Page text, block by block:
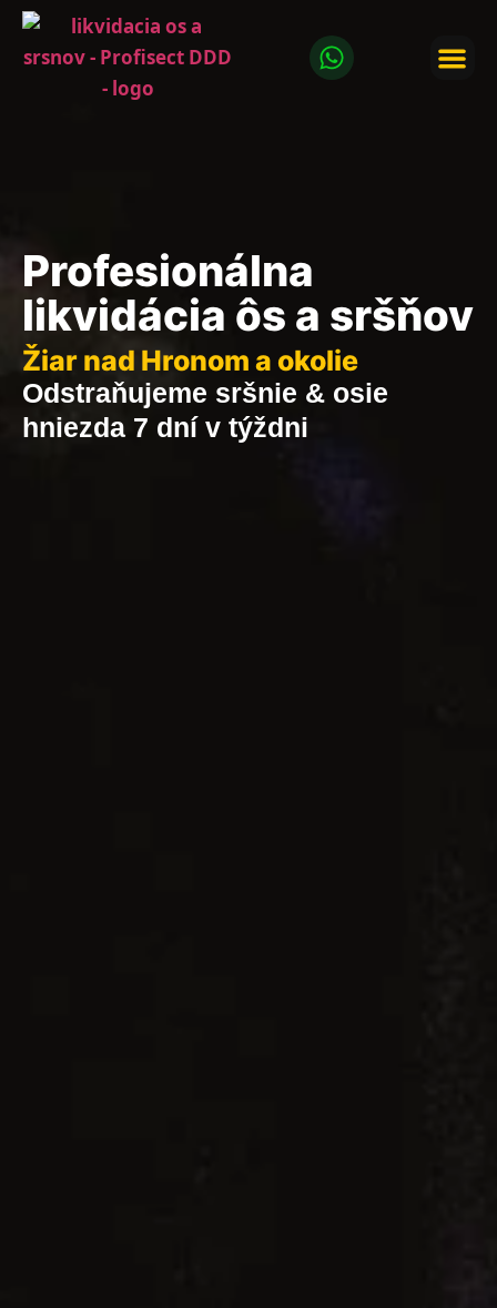
Profesionálna
likvidácia ôs a sršňov
Žiar nad Hronom a okolie
Odstraňujeme sršnie & osie
hniezda 7 dní v týždni